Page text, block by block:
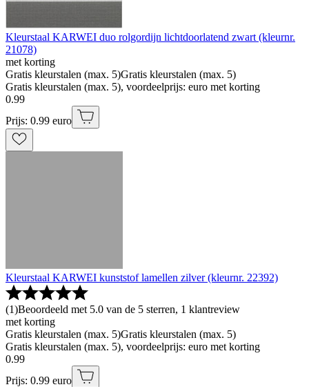
Kleurstaal KARWEI duo rolgordijn lichtdoorlatend zwart (kleurnr.
21078)
met korting
Gratis kleurstalen (max. 5)Gratis kleurstalen (max. 5)
Gratis kleurstalen (max. 5), voordeelprijs: euro met korting
0.99
Prijs: 0.99 euro
Kleurstaal KARWEI kunststof lamellen zilver (kleurnr. 22392)
(1)Beoordeeld met 5.0 van de 5 sterren, 1 klantreview
met korting
Gratis kleurstalen (max. 5)Gratis kleurstalen (max. 5)
Gratis kleurstalen (max. 5), voordeelprijs: euro met korting
0.99
Prijs: 0.99 euro